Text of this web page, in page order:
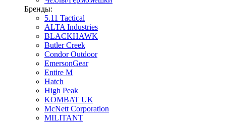
Бренды:
5.11 Tactical
ALTA Industries
BLACKHAWK
Butler Creek
Condor Outdoor
EmersonGear
Entire M
Hatch
High Peak
KOMBAT UK
McNett Corporation
MILITANT